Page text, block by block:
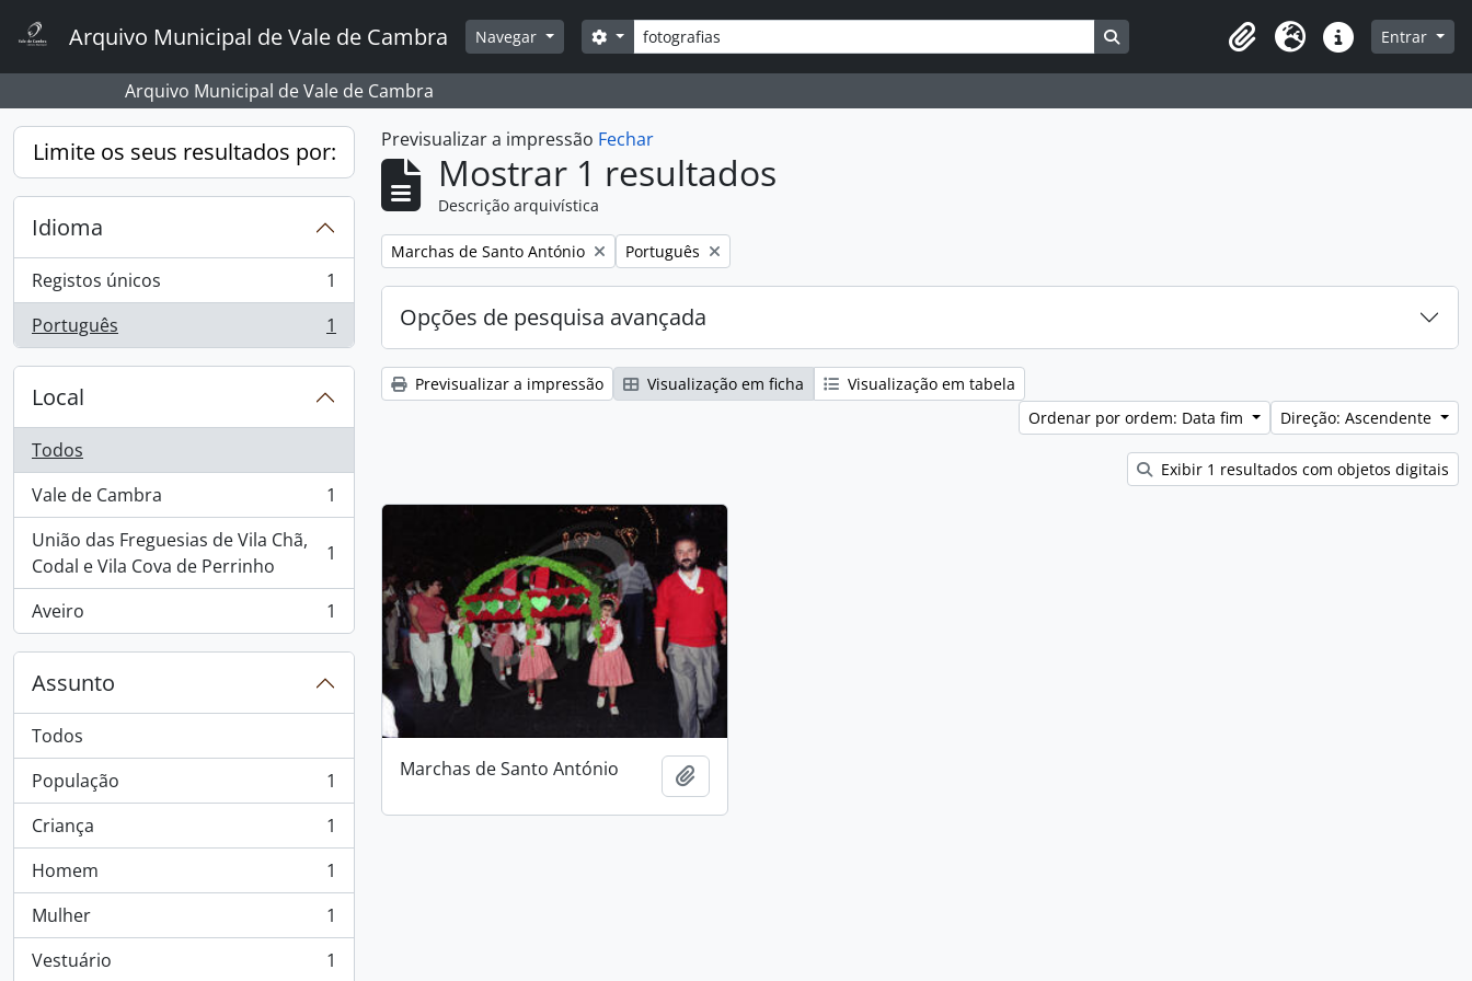
Arquivo Municipal de Vale de Cambra Navegar Pesquisar
Opções de busca Busque na página de navegação
Clipboard
Idioma Ligações rápidas
Entrar
Arquivo Municipal de Vale de Cambra
Limite os seus resultados por:
Idioma
Registos únicos
, 1 resultados
1
Português
, 1 resultados 1
Local
Todos
Vale de Cambra
, 1 resultados
1
União das Freguesias de Vila Chã,
Codal e Vila Cova de Perrinho
, 1 resultados 1
Aveiro
, 1 resultados 1
Assunto
Todos
População
, 1 resultados
1
Criança
, 1 resultados
1
Homem
, 1 resultados
1
Mulher
, 1 resultados
1
Vestuário
, 1 resultados 1
Previsualizar a impressão Fechar
Mostrar 1 resultados
Descrição arquivística
Remover filtro:
Marchas de Santo António Remover filtro:
Português
Opções de pesquisa avançada
Previsualizar a impressão Visualização em ficha
Visualização em tabela
Ordenar por ordem: Data fim
Direção: Ascendente
Exibir 1 resultados com objetos digitais
Marchas de Santo António